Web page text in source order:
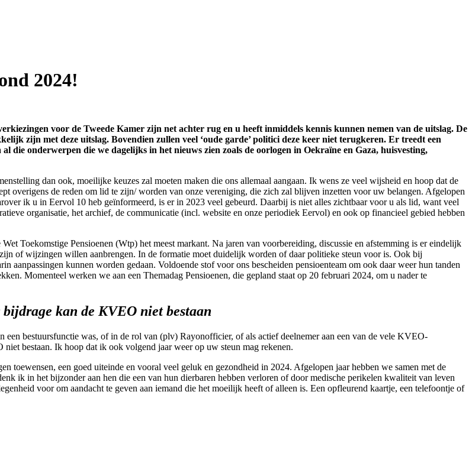
2024!
voor de Tweede Kamer zijn net achter rug en u heeft inmiddels kennis kunnen nemen van de uitslag. De
zijn met deze uitslag. Bovendien zullen veel ‘oude garde’ politici deze keer niet terugkeren. Er treedt een
die onderwerpen die we dagelijks in het nieuws zien zoals de oorlogen in Oekraïne en Gaza, huisvesting,
dan ook, moeilijke keuzes zal moeten maken die ons allemaal aangaan. Ik wens ze veel wijsheid en hoop dat de
overigens de reden om lid te zijn/ worden van onze vereniging, die zich zal blijven inzetten voor uw belangen. Afgelopen
ik u in Eervol 10 heb geïnformeerd, is er in 2023 veel gebeurd. Daarbij is niet alles zichtbaar voor u als lid, want veel
organisatie, het archief, de communicatie (incl. website en onze periodiek Eervol) en ook op financieel gebied hebben
Toekomstige Pensioenen (Wtp) het meest markant. Na jaren van voorbereiding, discussie en afstemming is er eindelijk
of wijzingen willen aanbrengen. In de formatie moet duidelijk worden of daar politieke steun voor is. Ook bij
aanpassingen kunnen worden gedaan. Voldoende stof voor ons bescheiden pensioenteam om ook daar weer hun tanden
Momenteel werken we aan een Themadag Pensioenen, die gepland staat op 20 februari 2024, om u nader te
kan de KVEO niet bestaan
bestuursfunctie was, of in de rol van (plv) Rayonofficier, of als actief deelnemer aan een van de vele KVEO-
bestaan. Ik hoop dat ik ook volgend jaar weer op uw steun mag rekenen.
toewensen, een goed uiteinde en vooral veel geluk en gezondheid in 2024. Afgelopen jaar hebben we samen met de
ik in het bijzonder aan hen die een van hun dierbaren hebben verloren of door medische perikelen kwaliteit van leven
voor om aandacht te geven aan iemand die het moeilijk heeft of alleen is. Een opfleurend kaartje, een telefoontje of